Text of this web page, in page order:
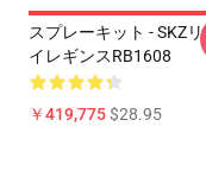
スプレーキット - SKZ
イレギンスRB1608
￥419,775$28.95